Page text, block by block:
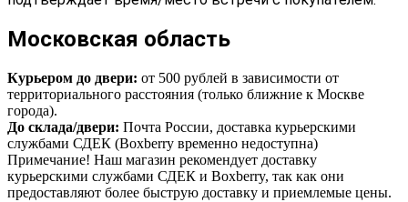
Московская область
Курьером до двери: от 500 рублей в зависимости от
территориального расстояния (только ближние к Москве
города).
До склада/двери: Почта России, доставка курьерскими
службами СДЕК (Boxberry временно недоступна)
Примечание! Наш магазин рекомендует доставку
курьерскими службами СДЕК и Boxberry, так как они
предоставляют более быструю доставку и приемлемые цены.